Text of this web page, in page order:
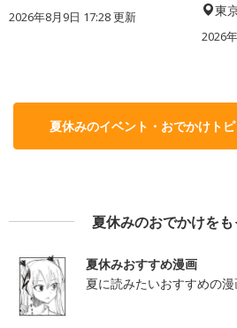
2026年8月9日 17:28更新 東
2026
夏休みのイベント・おでかけト
夏休みのおでかけを
夏休みおすすめ漫画
夏に読みたいおすすめの